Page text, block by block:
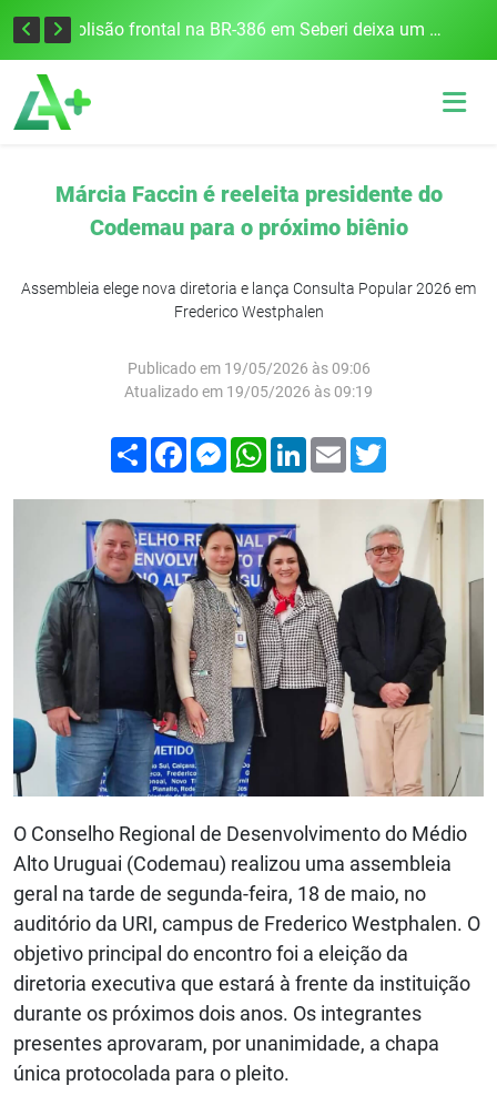
União Frederiquense vence o Gramadense fora de casa e assume a terceira posição na Divisão de Acesso Colisão frontal na BR-386 em Seberi deixa um morto e quatro feridos
Márcia Faccin é reeleita presidente do
Codemau para o próximo biênio
Assembleia elege nova diretoria e lança Consulta Popular 2026 em
Frederico Westphalen
Publicado em 19/05/2026 às 09:06
Atualizado em 19/05/2026 às 09:19
Compartilhar
FacebookMessenger
WhatsApp
LinkedIn
Email
O Conselho Regional de Desenvolvimento do Médio
Alto Uruguai (Codemau) realizou uma assembleia
geral na tarde de segunda-feira, 18 de maio, no
auditório da URI, campus de Frederico Westphalen. O
objetivo principal do encontro foi a eleição da
diretoria executiva que estará à frente da instituição
durante os próximos dois anos. Os integrantes
presentes aprovaram, por unanimidade, a chapa
única protocolada para o pleito.